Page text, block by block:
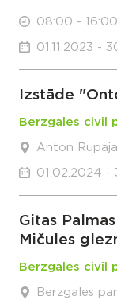
08:00 - 16:00
01.11.2023 -
Izstāde
Berzgales civil
Anton
01.02.2024 -
Gitas
Mičules
Berzgales civil
Berzgales